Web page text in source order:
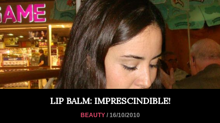
LIP BALM: IMPRESCINDIBLE!
BEAUTY/ 16/10/2010